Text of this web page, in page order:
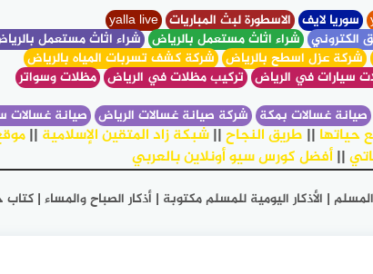
سوريا لايفالاسطورة لبث المبارياتyalla live
الكترونيشراء اثاث مستعمل بالرياضشراء اثاث مستعمل
شركة عزل اسطح بالرياضشركة كشف تسربات المياه بالرياض
سيارات في الرياضتركيب مظلات في الرياضمظلات وسواتر
صيانة غسالات بمكةشركة صيانة غسالات الرياضصيانة غسالات
حياتها || طريق النجاح||شبكة زاد المتقين الإسلامية ||
||أفضل كورس سيو أونلاين بالعربي
المسلم | الأذكار اليومية للمسلم مكتوبة | أذكار الصباح والمساء |